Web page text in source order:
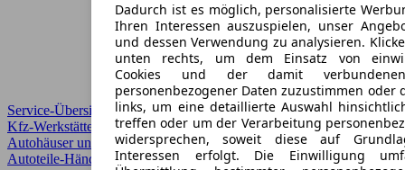
Service-Übersicht
Kfz-Werkstätten
Autohäuser und Händler
Autoteile-Händler
Dadurch ist es möglich, personalisierte
Ihren Interessen auszuspielen, unser
und dessen Verwendung zu analysieren.
unten rechts, um dem Einsatz von
Cookies und der damit
personenbezogener Daten zuzustimmen oder
links, um eine detaillierte Auswahl
treffen oder um der Verarbeitung
widersprechen, soweit diese auf
Interessen erfolgt. Die Einwilligung